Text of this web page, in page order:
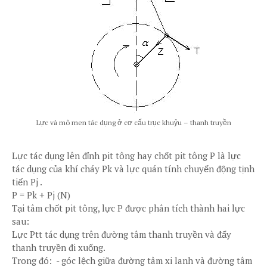
Lực và mô men tác dụng ở cơ cấu trục khuỷu – thanh truyền
Lực tác dụng lên đỉnh pit tông hay chốt pit tông P là lực
tác dụng của khí cháy Pk và lực quán tính chuyển động tịnh
tiến Pj .
P = Pk + Pj (N)
Tại tâm chốt pit tông, lực P được phân tích thành hai lực
sau:
Lực Ptt tác dụng trên đường tâm thanh truyền và đẩy
thanh truyền đi xuống.
Trong đó: - góc lệch giữa đường tâm xi lanh và đường tâm